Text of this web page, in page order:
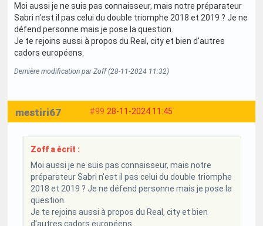
Moi aussi je ne suis pas connaisseur, mais notre préparateur
Sabri n'est il pas celui du double triomphe 2018 et 2019 ? Je ne
défend personne mais je pose la question.
Je te rejoins aussi à propos du Real, city et bien d'autres
cadors européens.
Dernière modification par Zoff (28-11-2024 11:32)
#99 28-11-2024 11:45
mestiri67
Zoff a écrit :
Moi aussi je ne suis pas connaisseur, mais notre
préparateur Sabri n'est il pas celui du double triomphe
2018 et 2019 ? Je ne défend personne mais je pose la
question.
Je te rejoins aussi à propos du Real, city et bien
d'autres cadors européens.